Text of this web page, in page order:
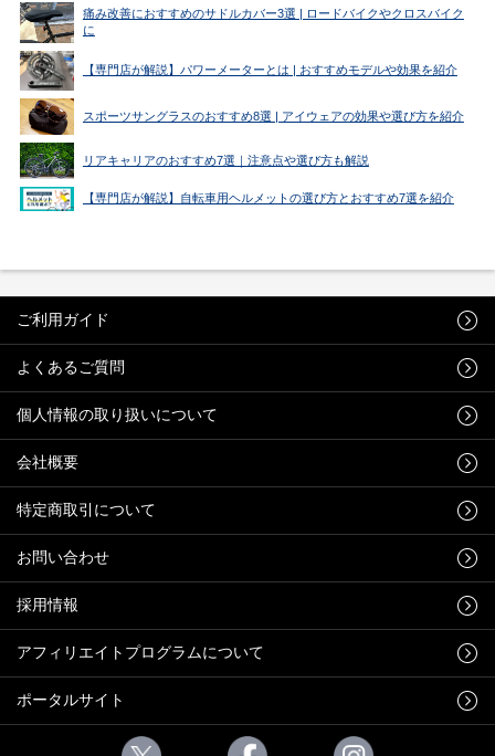
痛み改善におすすめのサドルカバー3選 | ロードバイクやクロスバイク
に
【専門店が解説】パワーメーターとは | おすすめモデルや効果を紹介
スポーツサングラスのおすすめ8選 | アイウェアの効果や選び方を紹介
リアキャリアのおすすめ7選｜注意点や選び方も解説
【専門店が解説】自転車用ヘルメットの選び方とおすすめ7選を紹介
ご利用ガイド
よくあるご質問
個人情報の取り扱いについて
会社概要
特定商取引について
お問い合わせ
採用情報
アフィリエイトプログラムについて
ポータルサイト